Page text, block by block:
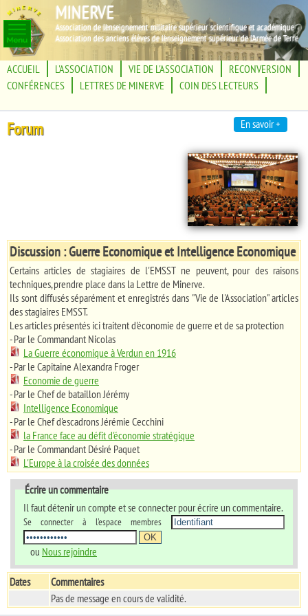
En savoir +
Association de l'enseignement militaire supérieur scientifique et académique
Association des anciens élèves de l'enseignement supérieur de l'Armée de Terre
MINERVE
ACCUEIL L'ASSOCIATION VIE DE L'ASSOCIATION
RECONVERSION
CONFÉRENCES
LETTRES DE MINERVE COIN DES LECTEURS
Forum
Discussion : Guerre Economique et Intelligence Economique
Certains articles de stagiaires de l'EMSST ne peuvent, pour des raisons
techniques, prendre place dans la Lettre de Minerve.
Ils sont diffusés séparément et enregistrés dans "Vie de l'Association" articles
des stagiaires EMSST.
Les articles présentés ici traitent d'économie de guerre et de sa protection
- Par le Commandant Nicolas
La Guerre économique à Verdun en 1916
- Par le Capitaine Alexandra Froger
Economie de guerre
- Par le Chef de bataillon Jérémy
Intelligence Economique
- Par le Chef d'escadrons Jérémie Cecchini
la France face au défit d'économie stratégique
- Par le Commandant Désiré Paquet
L'Europe à la croisée des données
Écrire un commentaire
Il faut détenir un compte et se connecter pour écrire un commentaire.
Se connecter à l'espace membres
ou Nous rejoindre
Dates
Commentaires
Pas de message en cours de validité.